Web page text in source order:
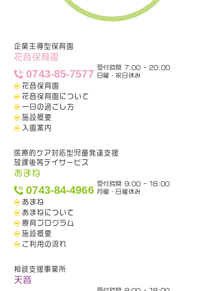
企業主導型保育園
花音保育園
0743-85-7577
受付時間 7:00 - 20:00
日曜・祝日休み
花音保育園
花音保育園について
一日の過ごし方
施設概要
入園案内
医療的ケア対応型児童発達支援
放課後等デイサービス
あまね
0743-84-4966
受付時間 9:00 - 18:00
月曜・日曜休み
あまね
あまねについて
療育プログラム
施設概要
ご利用の流れ
相談支援事業所
天音